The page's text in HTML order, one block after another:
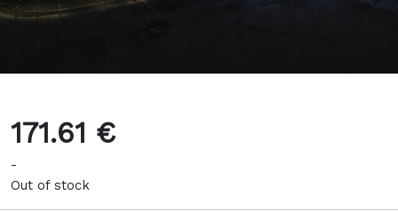
171.61 €
-
Out of stock